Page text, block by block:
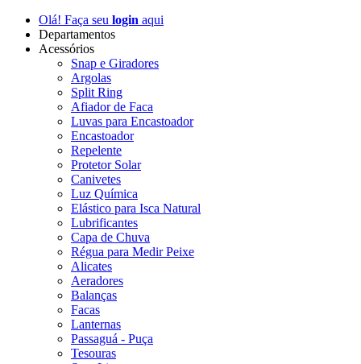
Olá! Faça seu login aqui
Departamentos
Acessórios
Snap e Giradores
Argolas
Split Ring
Afiador de Faca
Luvas para Encastoador
Encastoador
Repelente
Protetor Solar
Canivetes
Luz Química
Elástico para Isca Natural
Lubrificantes
Capa de Chuva
Régua para Medir Peixe
Alicates
Aeradores
Balanças
Facas
Lanternas
Passaguá - Puça
Tesouras